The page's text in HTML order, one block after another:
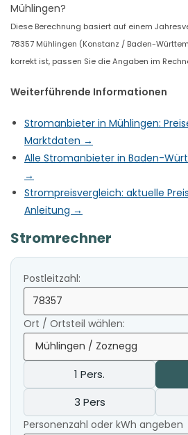
Mühlingen?
Diese Berechnung basiert auf einem
78357 Mühlingen (Konstanz / Baden-
korrekt ist, passen Sie die Angaben im
Weiterführende Informationen
Stromanbieter in Mühlingen:
Marktdaten →
Alle Stromanbieter in Baden-
→
Strompreisvergleich: aktuelle
Anleitung →
Stromrechner
Postleitzahl:
Ort / Ortsteil wählen:
1 Pers.
3 Pers
Personenzahl oder kWh angeben